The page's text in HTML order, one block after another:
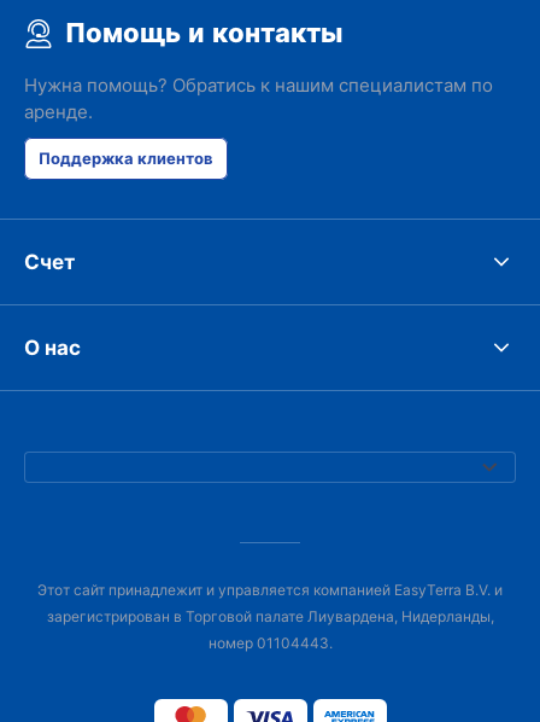
Помощь и контакты
Нужна помощь? Обратись к нашим специалистам по
аренде.
Поддержка клиентов
Счет
О нас
Этот сайт принадлежит и управляется компанией EasyTerra B.V. и
зарегистрирован в Торговой палате Лиувардена, Нидерланды,
номер 01104443.